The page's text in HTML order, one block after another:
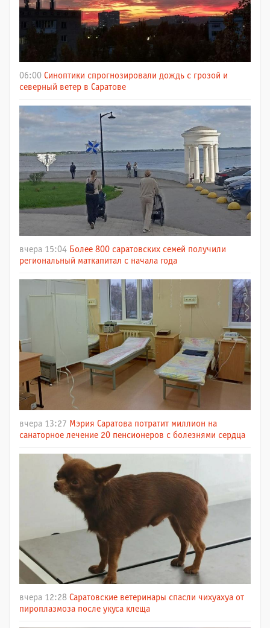
06:00 Синоптики спрогнозировали дождь с грозой и
северный ветер в Саратове
вчера 15:04 Более 800 саратовских семей получили
региональный маткапитал с начала года
вчера 13:27 Мэрия Саратова потратит миллион на
санаторное лечение 20 пенсионеров с болезнями сердца
вчера 12:28 Саратовские ветеринары спасли чихуахуа от
пироплазмоза после укуса клеща